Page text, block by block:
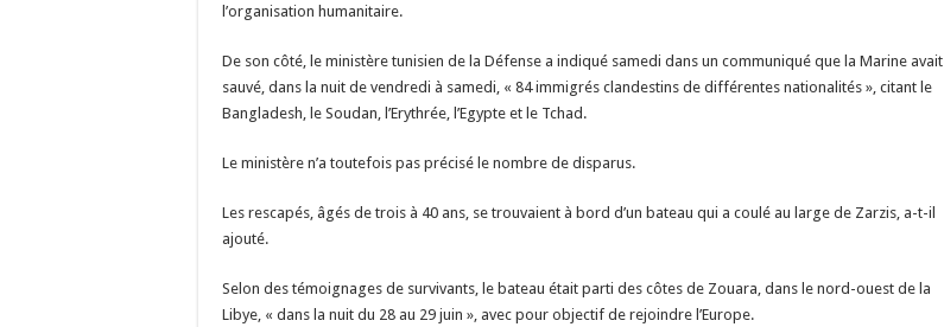
l’organisation humanitaire.
De son côté, le ministère tunisien de la Défense a indiqué samedi dans un communiqué que la Marine avait
sauvé, dans la nuit de vendredi à samedi, « 84 immigrés clandestins de différentes nationalités », citant le
Bangladesh, le Soudan, l’Erythrée, l’Egypte et le Tchad.
Le ministère n’a toutefois pas précisé le nombre de disparus.
Les rescapés, âgés de trois à 40 ans, se trouvaient à bord d’un bateau qui a coulé au large de Zarzis, a-t-il
ajouté.
Selon des témoignages de survivants, le bateau était parti des côtes de Zouara, dans le nord-ouest de la
Libye, « dans la nuit du 28 au 29 juin », avec pour objectif de rejoindre l’Europe.